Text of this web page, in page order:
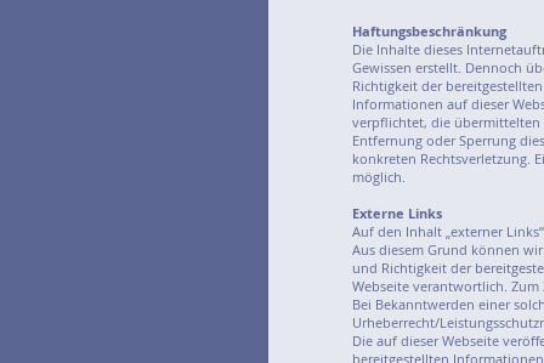
Haftungsbeschränkung
Die Inhalte dieses
Gewissen erstellt. Dennoch
Richtigkeit der
Informationen auf dieser
verpflichtet, die übermittelten
Entfernung oder Sperrung
konkreten Rechtsverletzung.
möglich.
Externe Links
Auf den Inhalt „externer
Aus diesem Grund können
und Richtigkeit der
Webseite verantwortlich.
Bei Bekanntwerden einer
Urheberrecht/
Die auf dieser Webseite
bereitgestellten